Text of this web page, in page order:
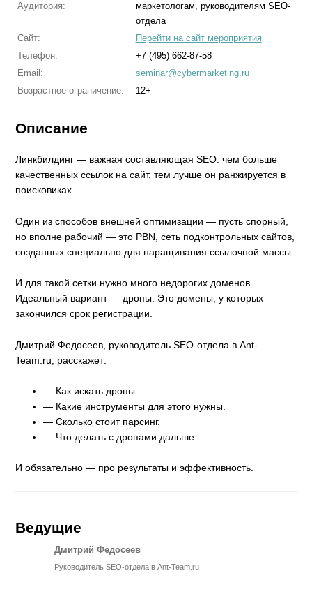
Аудитория:
маркетологам, руководителям SEO-
отдела
Сайт:
Перейти на сайт мероприятия
Телефон:
+7 (495) 662-87-58
Email:
seminar@cybermarketing.ru
Возрастное ограничение:
12+
Описание
Линкбилдинг — важная составляющая SEO: чем больше
качественных ссылок на сайт, тем лучше он ранжируется в
поисковиках.
Один из способов внешней оптимизации — пусть спорный,
но вполне рабочий — это PBN, сеть подконтрольных сайтов,
созданных специально для наращивания ссылочной массы.
И для такой сетки нужно много недорогих доменов.
Идеальный вариант — дропы. Это домены, у которых
закончился срок регистрации.
Дмитрий Федосеев, руководитель SEO-отдела в Ant-
Team.ru, расскажет:
— Как искать дропы.
— Какие инструменты для этого нужны.
— Сколько стоит парсинг.
— Что делать с дропами дальше.
И обязательно — про результаты и эффективность.
Ведущие
Дмитрий Федосеев
Руководитель SEO-отдела в Ant-Team.ru